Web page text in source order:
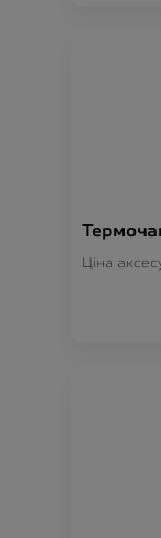
Ціна